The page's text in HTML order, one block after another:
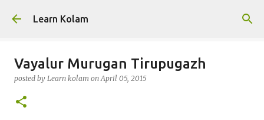
Learn Kolam
Vayalur Murugan Tirupugazh
posted by Learn kolam onApril 05, 2015